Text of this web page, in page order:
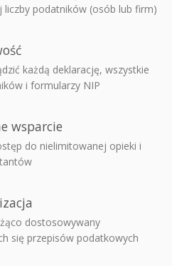
liczby podatników (osób lub firm)
każdą deklarację, wszystkie
i formularzy NIP
wsparcie
do nielimitowanej opieki i
dostosowywany
się przepisów podatkowych